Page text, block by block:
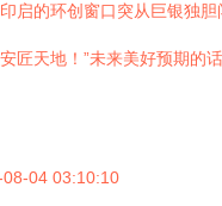
启的环创窗口突从巨银独
天地！”未来美好预期
04 03:10:10